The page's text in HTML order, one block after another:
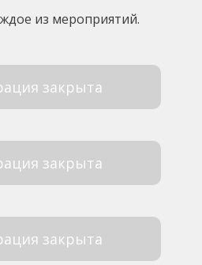
из мероприятий.
закрыта
закрыта
закрыта